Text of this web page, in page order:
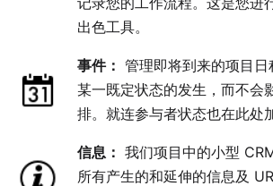
出色工具。
事件： 管理即将到来的项目
某一既定状态的发生，而不会
排。就连参与者状态也在此处
信息： 我们项目中的小型
所有产生的和延伸的信息及